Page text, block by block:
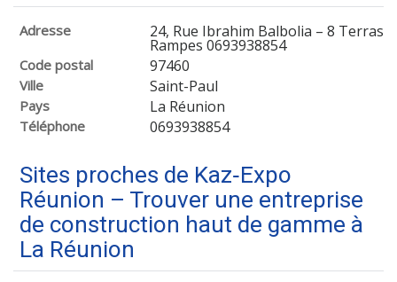
Adresse 24, Rue Ibrahim Balbolia – 8
Rampes 0693938854
Code postal 97460
Ville Saint-Paul
Pays La Réunion
Téléphone 0693938854
Sites proches de Kaz‑Expo
Réunion – Trouver une entreprise
de construction haut de gamme à
La Réunion